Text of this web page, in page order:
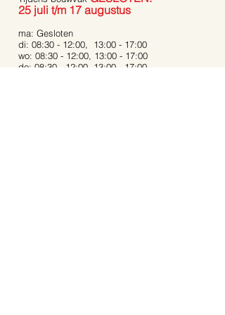
25 juli t/m 17 augustus
ma: Gesloten
di: 08:30 - 12:00, 13:00 - 17:00
wo: 08:30 - 12:00, 13:00 - 17:00
do: 08:30 - 12:00, 13:00 - 17:00